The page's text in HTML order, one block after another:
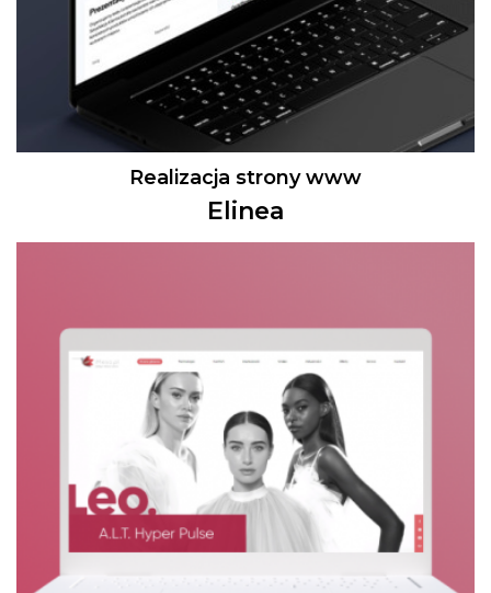
Realizacja strony www
Elinea